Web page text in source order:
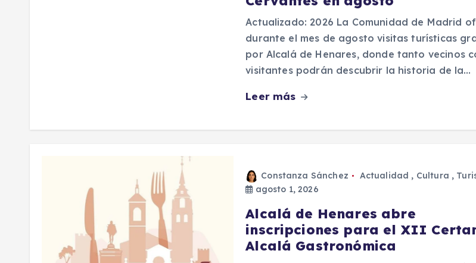
Actualizado: 2026 La Comunidad de Madrid
durante el mes de agosto visitas turísticas
por Alcalá de Henares, donde tanto vecinos
visitantes podrán descubrir la historia de la…
Leer más
Constanza Sánchez Actualidad , Cultura ,
agosto 1, 2026
Alcalá de Henares abre
inscripciones para el XII
Alcalá Gastronómica